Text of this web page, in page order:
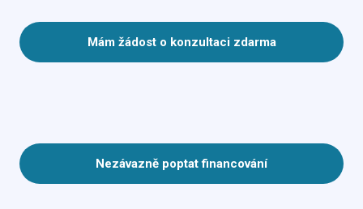
Mám žádost o konzultaci zdarma
Nezávazně poptat financování